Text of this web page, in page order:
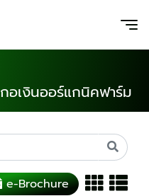
อเงินออร์แกนิคฟาร์ม
e-Brochure